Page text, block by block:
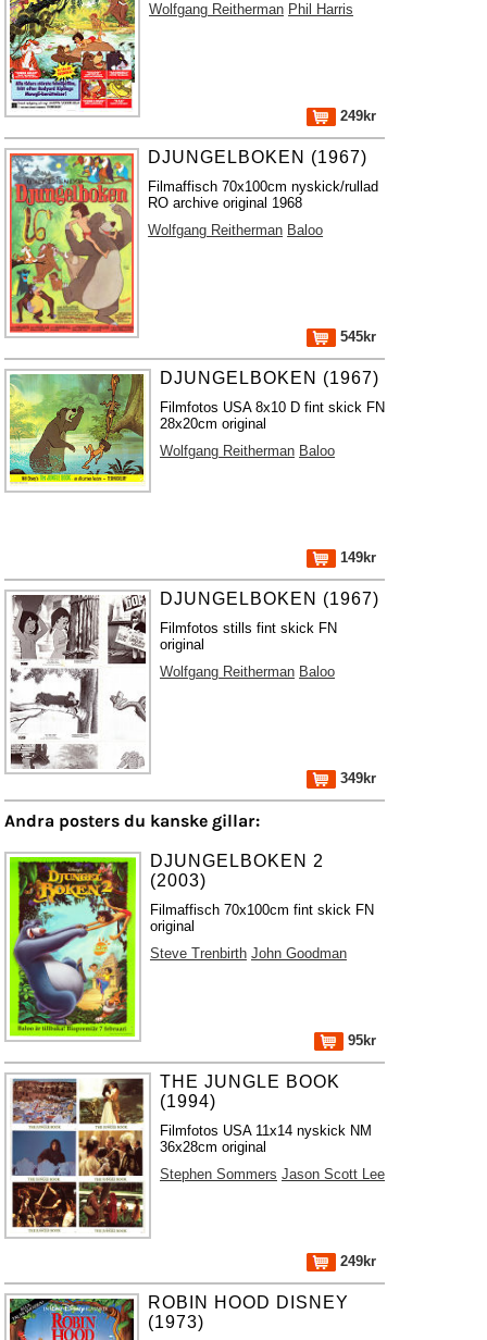
Wolfgang Reitherman Phil Harris
249kr
DJUNGELBOKEN (1967)
Filmaffisch 70x100cm nyskick/rullad
RO archive original 1968
Wolfgang Reitherman Baloo
545kr
DJUNGELBOKEN (1967)
Filmfotos USA 8x10 D fint skick FN
28x20cm original
Wolfgang Reitherman Baloo
149kr
DJUNGELBOKEN (1967)
Filmfotos stills fint skick FN
original
Wolfgang Reitherman Baloo
349kr
Andra posters du kanske gillar:
DJUNGELBOKEN 2
(2003)
Filmaffisch 70x100cm fint skick FN
original
Steve Trenbirth John Goodman
95kr
THE JUNGLE BOOK
(1994)
Filmfotos USA 11x14 nyskick NM
36x28cm original
Stephen Sommers Jason Scott Lee
249kr
ROBIN HOOD DISNEY
(1973)